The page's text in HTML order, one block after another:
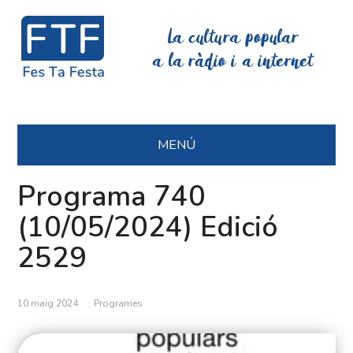
La cultura popular
a la ràdio i a internet
MENÚ
Programa 740
(10/05/2024) Edició
2529
10 maig 2024 Programes